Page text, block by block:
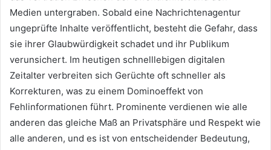
Medien untergraben. Sobald eine Nachrichtenagentur
ungeprüfte Inhalte veröffentlicht, besteht die Gefahr, dass
sie ihrer Glaubwürdigkeit schadet und ihr Publikum
verunsichert. Im heutigen schnelllebigen digitalen
Zeitalter verbreiten sich Gerüchte oft schneller als
Korrekturen, was zu einem Dominoeffekt von
Fehlinformationen führt. Prominente verdienen wie alle
anderen das gleiche Maß an Privatsphäre und Respekt wie
alle anderen, und es ist von entscheidender Bedeutung,